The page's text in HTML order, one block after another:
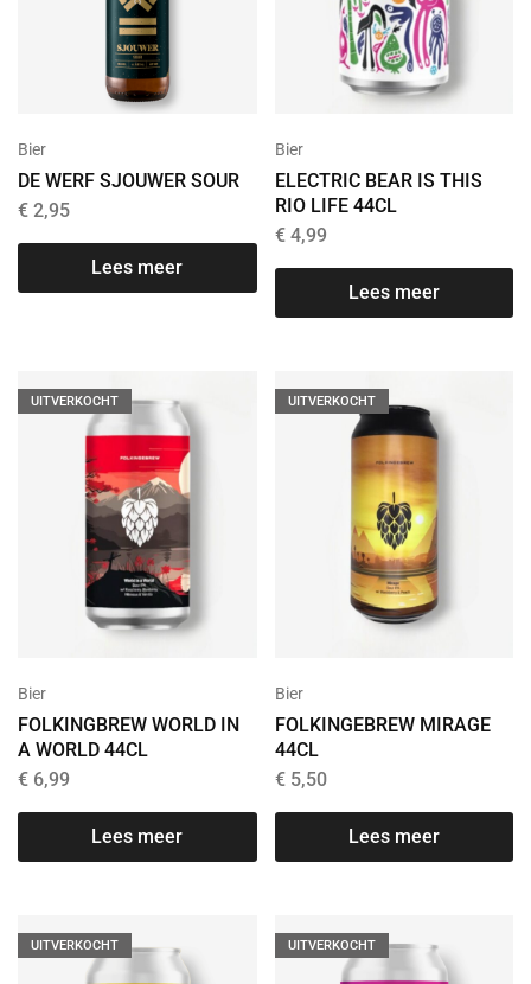
Bier
DE WERF SJOUWER SOUR
€ 2,95
Lees meer
Bier
ELECTRIC BEAR IS THIS
RIO LIFE 44CL
€4,99
Lees meer
UITVERKOCHT
Bier
FOLKINGBREW WORLD IN
A WORLD 44CL
€ 6,99
Lees meer
UITVERKOCHT
Bier
FOLKINGEBREW MIRAGE
44CL
€5,50
Lees meer
UITVERKOCHT UITVERKOCHT